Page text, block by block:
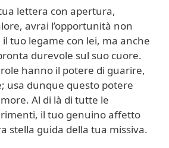
lettera con apertura,
avrai l’opportunità non
tuo legame con lei, ma anche
durevole sul suo cuore.
hanno il potere di guarire,
usa dunque questo potere
Al di là di tutte le
il tuo genuino affetto
stella guida della tua missiva.